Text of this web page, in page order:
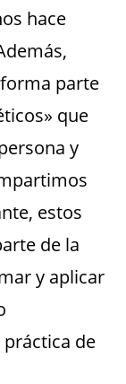
hace
parte
que
y
estos
de la
y aplicar
de